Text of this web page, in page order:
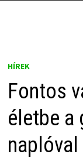
HÍREK
Fontos
életbe a